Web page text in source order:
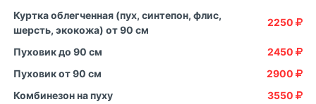
Куртка облегченная (пух, синтепон, флис,
шерсть, экокожа) от 90 см
2250
Пуховик до 90 см
2450
Пуховик от 90 см
2900
Комбинезон на пуху
3550